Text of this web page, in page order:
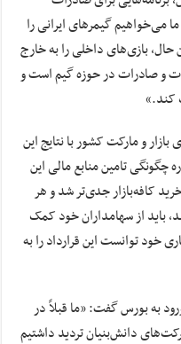
می‌خواهیم گیمرهای ایرانی را
حال، بازی‌های داخلی را به خارج
و صادرات در حوزه گیم است و
کند.»
و مارکت کشور با نتایج این
چگونگی تامین منابع مالی این
کافه‌بازار جدی‌تر شد و هر
باید از سهامداران خود کمک
توانست این قرارداد را به
به بورس گفت: «ما قبلاً در
دانش‌بنیان تردید داشتیم